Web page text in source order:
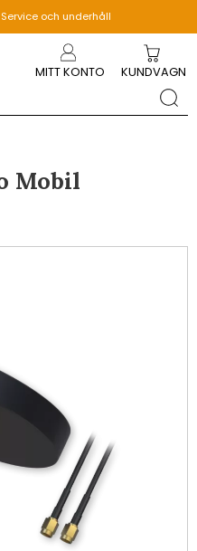
Service och underhåll
MITT KONTO KUNDVAGN
Mobil